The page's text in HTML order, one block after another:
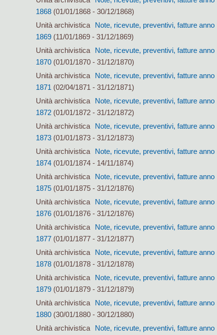
1868 (01/01/1868 - 30/12/1868)
Unità archivistica
Note, ricevute, preventivi, fatture anno
1869 (11/01/1869 - 31/12/1869)
Unità archivistica
Note, ricevute, preventivi, fatture anno
1870 (01/01/1870 - 31/12/1870)
Unità archivistica
Note, ricevute, preventivi, fatture anno
1871 (02/04/1871 - 31/12/1871)
Unità archivistica
Note, ricevute, preventivi, fatture anno
1872 (01/01/1872 - 31/12/1872)
Unità archivistica
Note, ricevute, preventivi, fatture anno
1873 (01/01/1873 - 31/12/1873)
Unità archivistica
Note, ricevute, preventivi, fatture anno
1874 (01/01/1874 - 14/11/1874)
Unità archivistica
Note, ricevute, preventivi, fatture anno
1875 (01/01/1875 - 31/12/1876)
Unità archivistica
Note, ricevute, preventivi, fatture anno
1876 (01/01/1876 - 31/12/1876)
Unità archivistica
Note, ricevute, preventivi, fatture anno
1877 (01/01/1877 - 31/12/1877)
Unità archivistica
Note, ricevute, preventivi, fatture anno
1878 (01/01/1878 - 31/12/1878)
Unità archivistica
Note, ricevute, preventivi, fatture anno
1879 (01/01/1879 - 31/12/1879)
Unità archivistica
Note, ricevute, preventivi, fatture anno
1880 (30/01/1880 - 30/12/1880)
Unità archivistica
Note, ricevute, preventivi, fatture anno